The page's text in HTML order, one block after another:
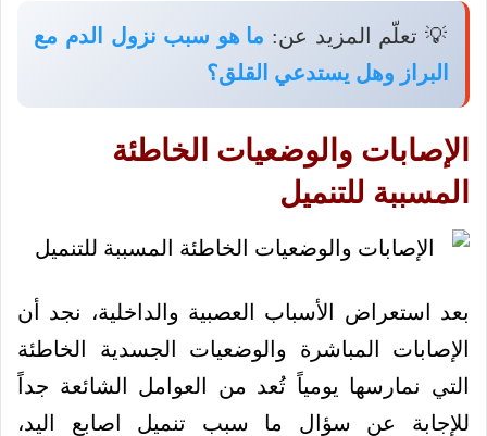
💡 تعلّم المزيد عن: ما هو سبب نزول الدم مع
البراز وهل يستدعي القلق؟
الإصابات والوضعيات الخاطئة
المسببة للتنميل
بعد استعراض الأسباب العصبية والداخلية، نجد أن
الإصابات المباشرة والوضعيات الجسدية الخاطئة
التي نمارسها يومياً تُعد من العوامل الشائعة جداً
للإجابة عن سؤال ما سبب تنميل اصابع اليد،